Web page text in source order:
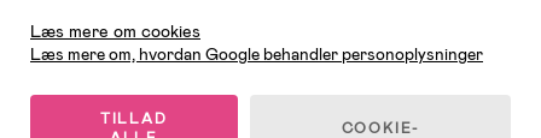
Læs mere om cookies
Læs mere om, hvordan Google behandler personoplysninger
TILLAD
COOKIE-